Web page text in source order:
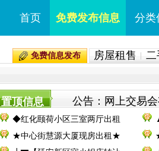
首页 免费发布信息 分类
免费信息发布 房屋租售 二
置顶信息 公告：网上交易
◆红化颐荷小区三室两厅出租
★中心街慧源大厦现房出租★